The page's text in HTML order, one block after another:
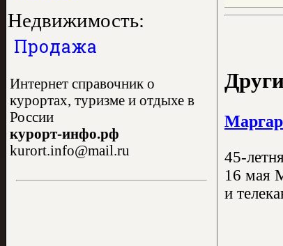
Недвижимость:
Продажа
Интернет справочник о
курортах, туризме и отдыхе в
России
курорт-инфо.рф
kurort.info@mail.ru
45-
16 мая
и